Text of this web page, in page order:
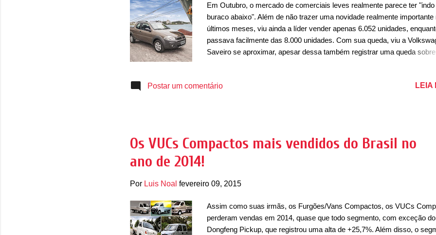
Em Outubro, o mercado de comerciais leves realmente parece ter "indo
buraco abaixo". Além de não trazer uma novidade realmente importante
últimos meses, viu ainda a líder vender apenas 6.052 unidades,
passava facilmente das 8.000 unidades. Com sua queda, viu a
Saveiro se aproximar, apesar dessa também registrar uma queda sobre
parece ter voltado a liderança, apesar de ter um desempenho bem
que nos últimos meses. Em quinta, a Chevrolet Montana completou as
mais vendidas e manteve resultado estável frente a Setembro. A Fiat
Postar um comentário LEIA
Os VUCs Compactos mais vendidos do Brasil no
ano de 2014!
Por Luis Noal fevereiro 09, 2015
Assim como suas irmãs, os Furgões/Vans Compactos, os VUCs
perderam vendas em 2014, quase que todo segmento, com exceção do
Dongfeng Pickup, que registrou uma alta de +25,7%. Além disso, o